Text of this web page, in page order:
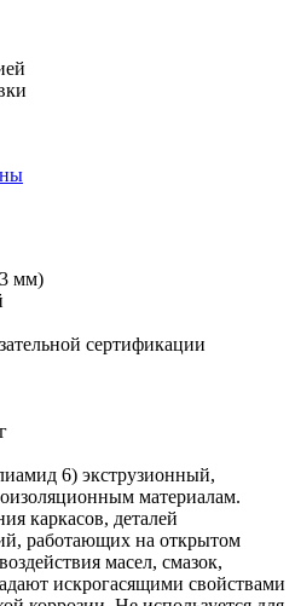
мм)
сертификации
6) экструзионный,
материалам.
каркасов, деталей
работающих на открытом
масел, смазок,
искрогасящими свойствами